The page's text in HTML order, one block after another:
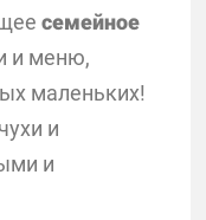
семейное
и меню,
маленьких!
и
и